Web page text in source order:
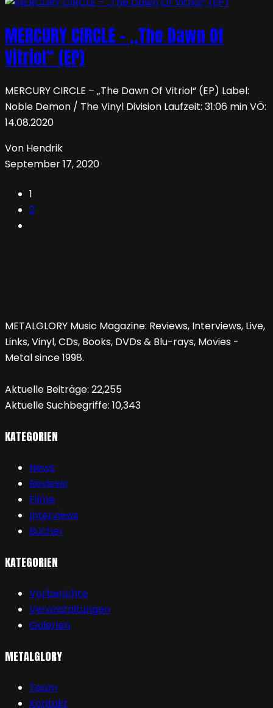
MERCURY CIRCLE – „The Dawn Of
Vitriol“ (EP)
MERCURY CIRCLE – „The Dawn Of Vitriol“ (EP) Label:
Noble Demon / The Vinyl Division Laufzeit: 31:06 min VÖ:
14.08.2020
Von Hendrik
September 17, 2020
1
2
METALGLORY Music Magazine: Reviews, Interviews, Live,
Links, Vinyl, CDs, Books, DVDs & Blu-rays, Movies -
Metal since 1998.
Aktuelle Beiträge: 22,255
Aktuelle Suchbegriffe: 10,343
KATEGORIEN
News
Reviews
Filme
Interviews
Bücher
KATEGORIEN
Vorberichte
Veranstaltungen
Galerien
METALGLORY
Team
Kontakt